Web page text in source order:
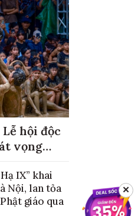
hội độc
vọng
IX” khai
Nội, lan tỏa
giáo qua
✕